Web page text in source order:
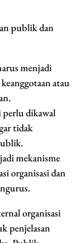
publik dan
menjadi
atau
perlu dikawal
tidak
mekanisme
organisasi dan
organisasi
penjelasan